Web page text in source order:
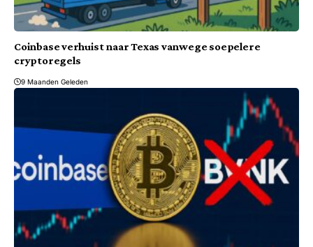
Coinbase verhuist naar Texas vanwege soepelere
cryptoregels
9 Maanden Geleden